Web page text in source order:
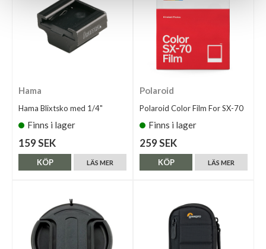
Hama
Hama Blixtsko med 1/4"
Finns i lager
159 SEK
LÄS MER
KÖP
Polaroid
Polaroid Color Film For SX-70
Finns i lager
259 SEK
LÄS MER
KÖP